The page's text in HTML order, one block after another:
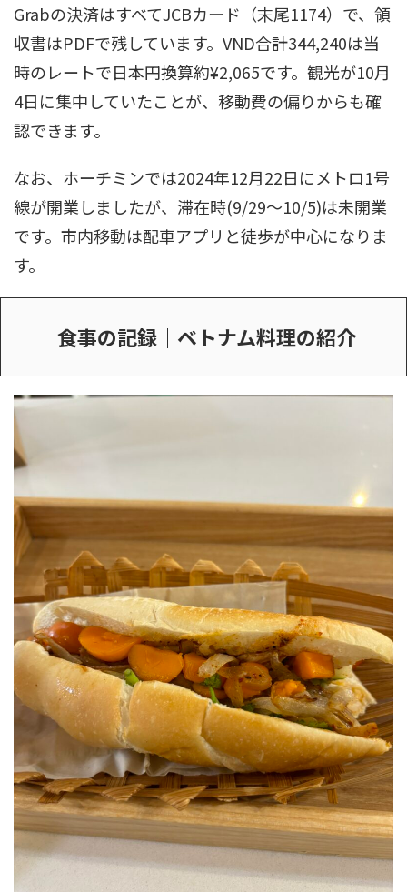
Grabの決済はすべてJCBカード（末尾1174）で、領
収書はPDFで残しています。VND合計344,240は当
時のレートで日本円換算約¥2,065です。観光が10月
4日に集中していたことが、移動費の偏りからも確
認できます。
なお、ホーチミンでは2024年12月22日にメトロ1号
線が開業しましたが、滞在時(9/29〜10/5)は未開業
です。市内移動は配車アプリと徒歩が中心になりま
す。
食事の記録｜ベトナム料理の紹介